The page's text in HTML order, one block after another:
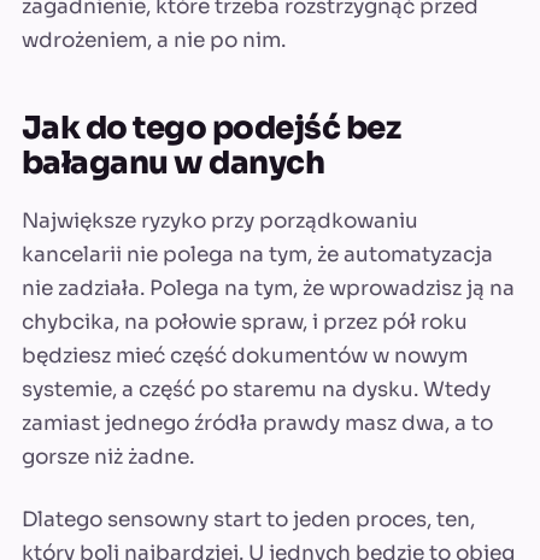
zagadnienie, które trzeba rozstrzygnąć przed
wdrożeniem, a nie po nim.
Jak do tego podejść bez
bałaganu w danych
Największe ryzyko przy porządkowaniu
kancelarii nie polega na tym, że automatyzacja
nie zadziała. Polega na tym, że wprowadzisz ją na
chybcika, na połowie spraw, i przez pół roku
będziesz mieć część dokumentów w nowym
systemie, a część po staremu na dysku. Wtedy
zamiast jednego źródła prawdy masz dwa, a to
gorsze niż żadne.
Dlatego sensowny start to jeden proces, ten,
który boli najbardziej. U jednych będzie to obieg